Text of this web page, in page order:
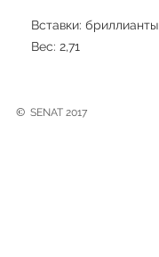
Вставки: бриллианты
Вес: 2,71
© SENAT 2017